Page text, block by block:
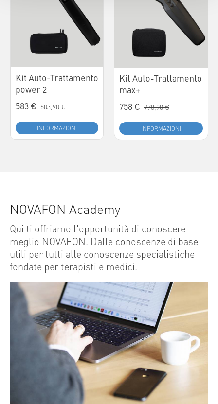
Kit Auto-Trattamento
power 2
583 € 603,90 €
INFORMAZIONI
Kit Auto-Trattamento
max+
758 € 778,90 €
INFORMAZIONI
NOVAFON Academy
Qui ti offriamo l'opportunità di conoscere
meglio NOVAFON. Dalle conoscenze di base
utili per tutti alle conoscenze specialistiche
fondate per terapisti e medici.